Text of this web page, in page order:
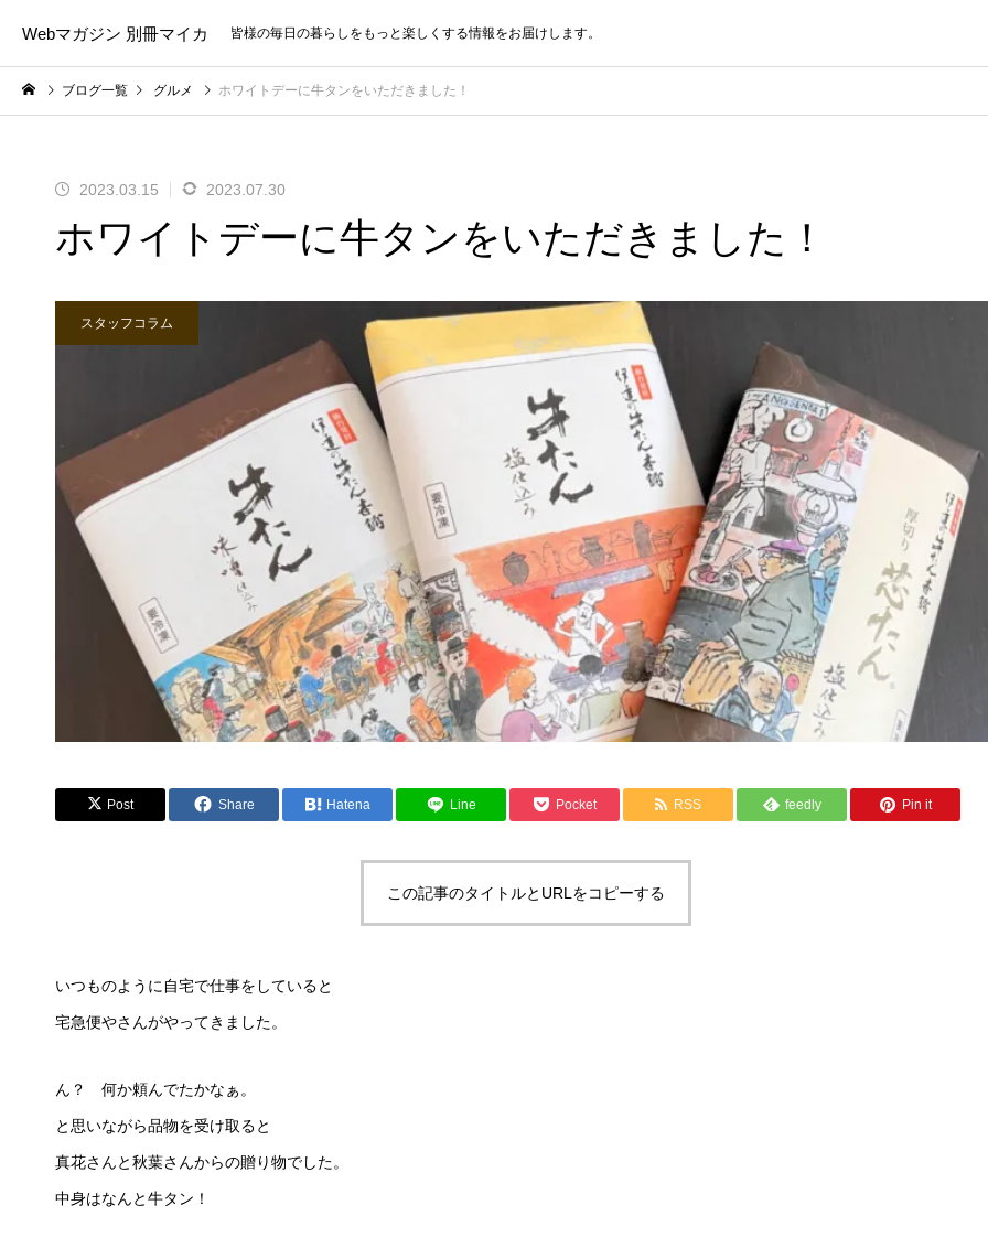
Webマガジン 別冊マイカ 皆様の毎日の暮らしをもっと楽しくする情報をお届けします。
ブログ一覧 グルメ ホワイトデーに牛タンをいただきました！
2023.03.15 2023.07.30
ホワイトデーに牛タンをいただきました！
スタッフコラム
Post Share Hatena Line Pocket RSS feedly Pin it
この記事のタイトルとURLをコピーする
いつものように自宅で仕事をしていると
宅急便やさんがやってきました。
ん？ 何か頼んでたかなぁ。
と思いながら品物を受け取ると
真花さんと秋葉さんからの贈り物でした。
中身はなんと牛タン！